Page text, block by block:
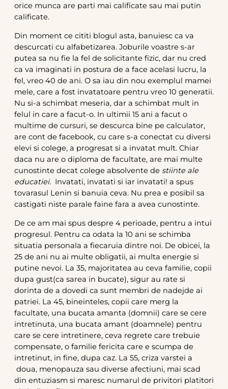
orice munca are parti mai calificate sau mai putin
calificate.
Din moment ce cititi blogul asta, banuiesc ca va
descurcati cu alfabetizarea. Joburile voastre s-ar
putea sa nu fie la fel de solicitante fizic, dar nu cred
ca va imaginati in postura de a face acelasi lucru, la
fel, vreo 40 de ani. O sa iau din nou exemplul mamei
mele, care a fost invatatoare pentru vreo 10 generatii.
Nu si-a schimbat meseria, dar a schimbat mult in
felul in care a facut-o. In ultimii 15 ani a facut o
multime de cursuri, se descurca bine pe calculator,
are cont de facebook, cu care s-a conectat cu diversi
elevi si colege, a progresat si a invatat mult. Chiar
daca nu are o diploma de facultate, are mai multe
cunostinte decat colege absolvente de stiinte ale
educatiei. Invatati, invatati si iar invatati! a spus
tovarasul Lenin si banuia ceva. Nu prea e posibil sa
castigati niste parale faine fara a avea cunostinte.
De ce am mai spus despre 4 perioade, pentru a intui
progresul. Pentru ca odata la 10 ani se schimba
situatia personala a fiecaruia dintre noi. De obicei, la
25 de ani nu ai multe obligatii, ai multa energie si
putine nevoi. La 35, majoritatea au ceva familie, copii
dupa gust(ca sarea in bucate), sigur au rate si
dorinta de a dovedi ca sunt membri de nadejde ai
patriei. La 45, bineinteles, copii care merg la
facultate, una bucata amanta (domnii) care se cere
intretinuta, una bucata amant (doamnele) pentru
care se cere intretinere, ceva regrete care trebuie
compensate, o familie fericita care e scumpa de
intretinut, in fine, dupa caz. La 55, criza varstei a
doua, menopauza sau diverse afectiuni, mai scad
din entuziasm si maresc numarul de privitori platitori